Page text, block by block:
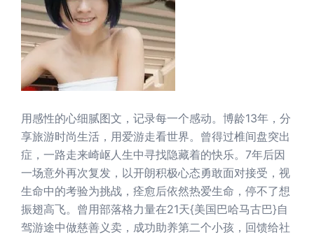
用感性的心细腻图文，记录每一个感动。博龄13年，分
享旅游时尚生活，用爱游走看世界。曾得过椎间盘突出
症，一路走来崎岖人生中寻找隐藏着的快乐。7年后因
一场意外再次复发，以开朗积极心态勇敢面对接受，视
生命中的考验为挑战，痊愈后依然热爱生命，停不了想
振翅高飞。曾用部落格力量在21天{美国巴哈马古巴}自
驾游途中做慈善义卖，成功助养第二个小孩，回馈给社